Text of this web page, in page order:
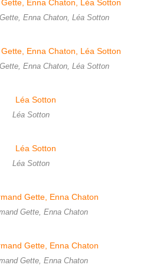
Enna Chaton, Léa Sotton
Enna Chaton, Léa Sotton
Léa Sotton
Léa Sotton
Gette, Enna Chaton
Gette, Enna Chaton